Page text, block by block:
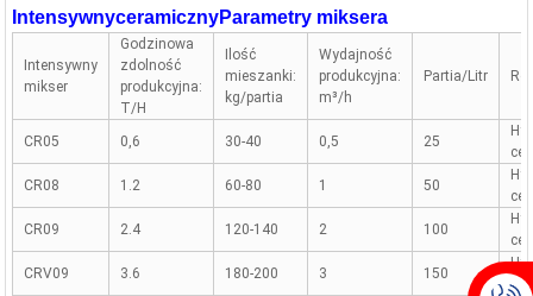
IntensywnyceramicznyParametry miksera
Intensywny
mikser
Godzinowa
zdolność
produkcyjna:
T/H
Ilość
mieszanki:
kg/partia
Wydajność
produkcyjna:
m³/h
Partia/Litr
CR05 0,6 30-40 0,5 25
CR08
1.2 60-80 1 50
CR09
2.4 120-140 2 100
CRV09
3.6 180-200 3 150